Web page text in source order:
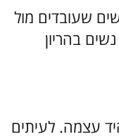
שעובדים מול
בהריון
עצמה. לעיתים